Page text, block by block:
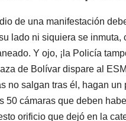
de una manifestación
lado ni siquiera se inmuta,
Y ojo, ¡la Policía
de Bolívar dispare al
no salgan tras él, hagan
50 cámaras que deben
orificio que dejó en la